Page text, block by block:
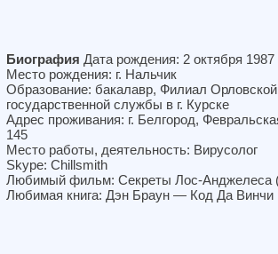
Биография Дата рождения: 2 октября 1987
Место рождения: г. Нальчик
Образование: бакалавр, Филиал
государственной службы в г. Курске
Адрес проживания: г. Белгород,
145
Место работы, деятельность: Вирусолог
Skype: Chillsmith
Любимый фильм: Секреты Лос-Анджелеса
Любимая книга: Дэн Браун — Код Да Винчи